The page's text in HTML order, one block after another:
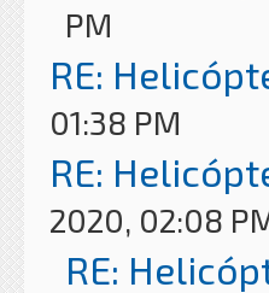
PM
RE:
01:38 PM
RE:
2020, 02:08
RE: